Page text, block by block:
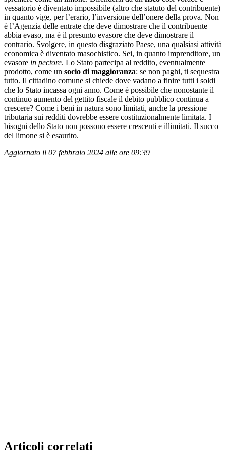
vessatorio è diventato impossibile (altro che statuto del contribuente)
in quanto vige, per l’erario, l’inversione dell’onere della prova. Non
è l’Agenzia delle entrate che deve dimostrare che il contribuente
abbia evaso, ma è il presunto evasore che deve dimostrare il
contrario. Svolgere, in questo disgraziato Paese, una qualsiasi attività
economica è diventato masochistico. Sei, in quanto imprenditore, un
evasore in pectore. Lo Stato partecipa al reddito, eventualmente
prodotto, come un socio di maggioranza: se non paghi, ti sequestra
tutto. Il cittadino comune si chiede dove vadano a finire tutti i soldi
che lo Stato incassa ogni anno. Come è possibile che nonostante il
continuo aumento del gettito fiscale il debito pubblico continua a
crescere? Come i beni in natura sono limitati, anche la pressione
tributaria sui redditi dovrebbe essere costituzionalmente limitata. I
bisogni dello Stato non possono essere crescenti e illimitati. Il succo
del limone si è esaurito.
Aggiornato il 07 febbraio 2024 alle ore 09:39
Articoli correlati